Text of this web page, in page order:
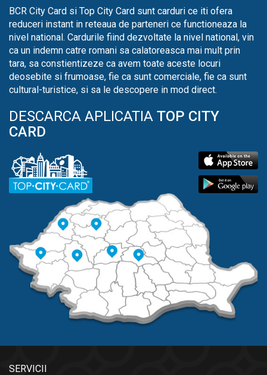
BCR City Card si Top City Card sunt carduri ce iti ofera
reduceri instant in reteaua de parteneri ce functioneaza la
nivel national. Cardurile fiind dezvoltate la nivel national, vin
ca un indemn catre romani sa calatoreasca mai mult prin
tara, sa constientizeze ca avem toate aceste locuri
deosebite si frumoase, fie ca sunt comerciale, fie ca sunt
cultural-turistice, si sa le descopere in mod direct.
DESCARCA APLICATIA TOP CITY
CARD
SERVICII